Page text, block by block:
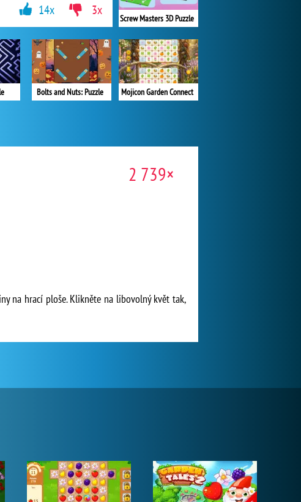
Screw Masters 3D Puzzle
Mojicon Garden Connect
Bolts and Nuts: Puzzle
14x 3x
2 739×
na hrací ploše. Klikněte na libovolný květ tak,